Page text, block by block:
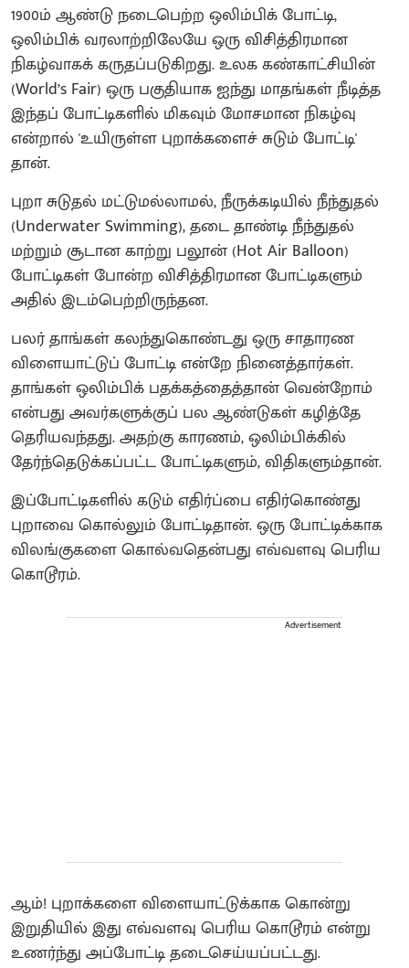
1900ம் ஆண்டு நடைபெற்ற ஒலிம்பிக் போட்டி,
ஒலிம்பிக் வரலாற்றிலேயே ஒரு விசித்திரமான
நிகழ்வாகக் கருதப்படுகிறது. உலக கண்காட்சியின்
(World’s Fair) ஒரு பகுதியாக ஐந்து மாதங்கள் நீடித்த
இந்தப் போட்டிகளில் மிகவும் மோசமான நிகழ்வு
என்றால் 'உயிருள்ள புறாக்களைச் சுடும் போட்டி'
தான்.
புறா சுடுதல் மட்டுமல்லாமல், நீருக்கடியில் நீந்துதல்
(Underwater Swimming), தடை தாண்டி நீந்துதல்
மற்றும் சூடான காற்று பலூன் (Hot Air Balloon)
போட்டிகள் போன்ற விசித்திரமான போட்டிகளும்
அதில் இடம்பெற்றிருந்தன.
பலர் தாங்கள் கலந்துகொண்டது ஒரு சாதாரண
விளையாட்டுப் போட்டி என்றே நினைத்தார்கள்.
தாங்கள் ஒலிம்பிக் பதக்கத்தைத்தான் வென்றோம்
என்பது அவர்களுக்குப் பல ஆண்டுகள் கழித்தே
தெரியவந்தது. அதற்கு காரணம், ஒலிம்பிக்கில்
தேர்ந்தெடுக்கப்பட்ட போட்டிகளும், விதிகளும்தான்.
இப்போட்டிகளில் கடும் எதிர்ப்பை எதிர்கொண்து
புறாவை கொல்லும் போட்டிதான். ஒரு போட்டிக்காக
விலங்குகளை கொல்வதென்பது எவ்வளவு பெரிய
கொடூரம்.
Advertisement
ஆம்! புறாக்களை விளையாட்டுக்காக கொன்று
இறுதியில் இது எவ்வளவு பெரிய கொடூரம் என்று
உணர்ந்து அப்போட்டி தடைசெய்யப்பட்டது.